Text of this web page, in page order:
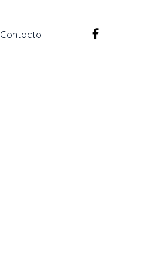
Contacto